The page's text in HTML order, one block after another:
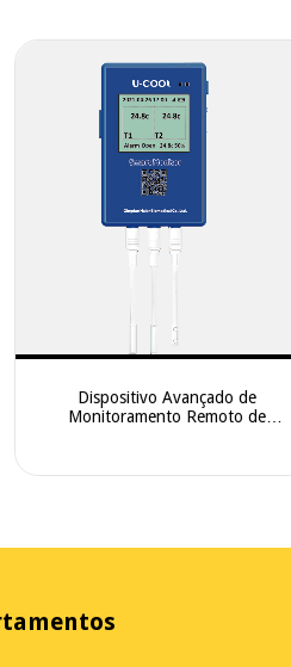
Dispositivo Avançado de
Monitoramento Remoto de